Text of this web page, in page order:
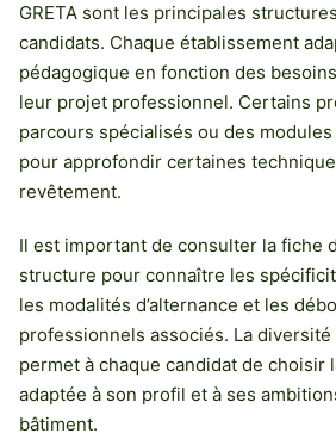
GRETA sont les principales
candidats. Chaque établissement
pédagogique en fonction des
leur projet professionnel. Certains
parcours spécialisés ou des
pour approfondir certaines
revêtement.
Il est important de consulter la fiche
structure pour connaître les
les modalités d’alternance et les
professionnels associés. La
permet à chaque candidat de choisir
adaptée à son profil et à ses
bâtiment.